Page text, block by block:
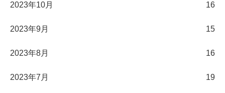
2023年10月 16
2023年9月 15
2023年8月 16
2023年7月 19